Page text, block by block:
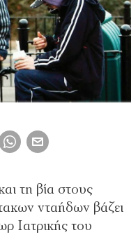
τη βία στους
νταήδων βάζει
Ιατρικής του